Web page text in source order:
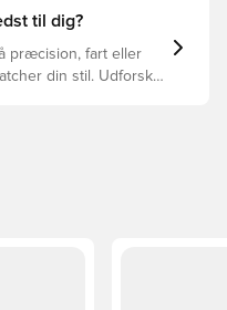
forskellige typer
til dig?
præcision, fart eller
din stil. Udforsk